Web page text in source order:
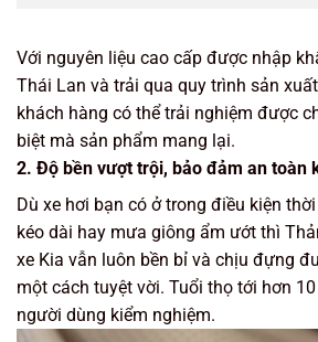
Với nguyên liệu cao cấp được nhập
Thái Lan và trải qua quy trình sản xuất
khách hàng có thể trải nghiệm được
biệt mà sản phẩm mang lại.
2. Độ bền vượt trội, bảo đảm an toàn
Dù xe hơi bạn có ở trong điều kiện
kéo dài hay mưa giông ẩm ướt thì
xe Kia vẫn luôn bền bỉ và chịu đựng
một cách tuyệt vời. Tuổi thọ tới hơn
người dùng kiểm nghiệm.